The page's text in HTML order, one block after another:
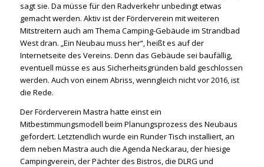
sagt sie. Da müsse für den Radverkehr unbedingt etwas
gemacht werden. Aktiv ist der Förderverein mit weiteren
Mitstreitern auch am Thema Camping-Gebäude im Strandbad
West dran. „Ein Neubau muss her“, heißt es auf der
Internetseite des Vereins. Denn das Gebäude sei baufällig,
eventuell müsse es aus Sicherheitsgründen bald geschlossen
werden. Auch von einem Abriss, wenngleich nicht vor 2016, ist
die Rede.
Der Förderverein Mastra hatte einst ein
Mitbestimmungsmodell beim Planungsprozess des Neubaus
gefordert. Letztendlich wurde ein Runder Tisch installiert, an
dem neben Mastra auch die Agenda Neckarau, der hiesige
Campingverein, der Pächter des Bistros, die DLRG und